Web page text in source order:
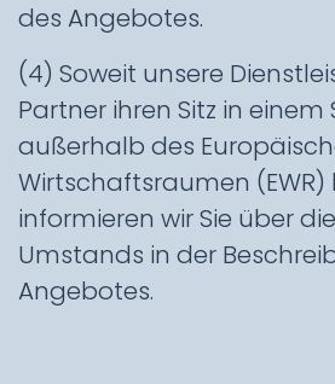
des Angebotes.
(4) Soweit unsere
Partner ihren Sitz in einem
außerhalb des
Wirtschaftsraumen (EWR)
informieren wir Sie über
Umstands in der
Angebotes.